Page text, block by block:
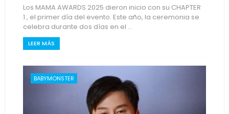
Los MAMA AWARDS 2025 dieron inicio con su CHAPTER
1 , el primer día del evento. Este año, la ceremonia se
celebra durante dos días en el ...
LEER MÁS
BABYMONSTER